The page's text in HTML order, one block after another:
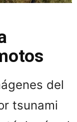
del
tsunami